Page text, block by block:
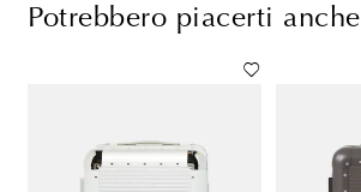
Potrebbero piacerti anche